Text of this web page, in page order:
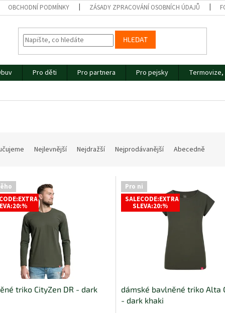
OBCHODNÍ PODMÍNKY ZÁSADY ZPRACOVÁNÍ OSOBNÍCH ÚDAJŮ
HLEDAT
Pro děti Pro partnera Pro pejsky
Nejlevnější Nejdražší Nejprodávanější Abecedně
triko CityZen DR - dark
Pro ni
SALECODE:EXTRA
SLEVA:20:%
dámské bavlněné triko Alta
- dark khaki